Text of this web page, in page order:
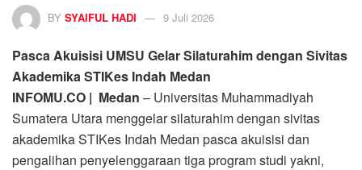
BY SYAIFUL HADI 9 Juli 2026
Pasca Akuisisi UMSU Gelar Silaturahim dengan Sivitas
Akademika STIKes Indah Medan
INFOMU.CO | Medan – Universitas Muhammadiyah
Sumatera Utara menggelar silaturahim dengan sivitas
akademika STIKes Indah Medan pasca akuisisi dan
pengalihan penyelenggaraan tiga program studi yakni,